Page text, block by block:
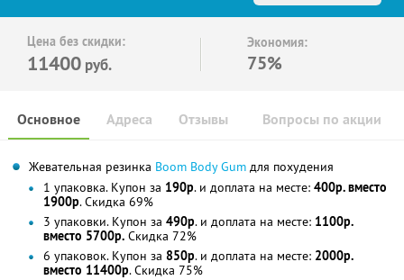
Цена без скидки:
11400 руб.
Экономия:
75%
Основное Отзывы Вопросы по акции
Адреса
Жевательная резинка Boom Body Gum для похудения
1 упаковка. Купон за 190р. и доплата на месте: 400р. вместо
1900р. Скидка 69%
3 упаковки. Купон за 490р. и доплата на месте: 1100р.
вместо 5700р. Скидка 72%
6 упаковок. Купон за 850р. и доплата на месте: 2000р.
вместо 11400р. Скидка 75%